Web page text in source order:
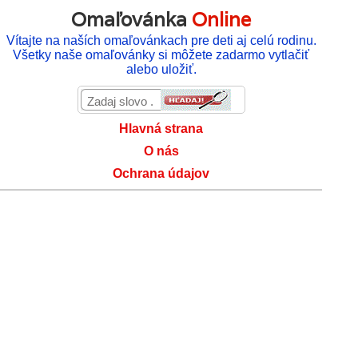
Omaľovánka Online
Vítajte na naších omaľovánkach pre deti aj celú rodinu.
Všetky naše omaľovánky si môžete zadarmo vytlačiť
alebo uložiť.
Hlavná strana
O nás
Ochrana údajov